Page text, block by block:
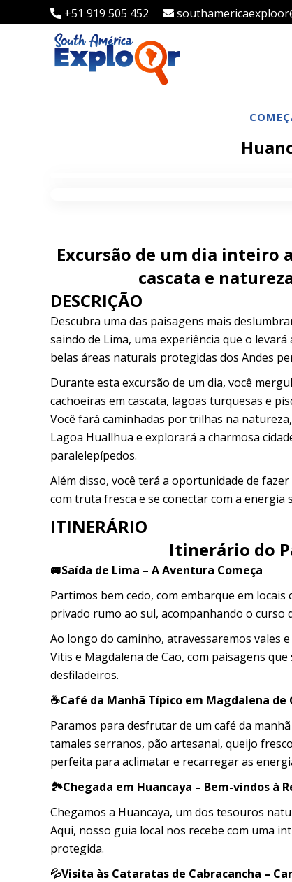
+51 919 505 452
Excursão de um dia inteiro
cascata e
DESCRIÇÃO
Descubra uma das paisagens mais
saindo de Lima, uma experiência que o
belas áreas naturais protegidas dos Andes
Durante esta excursão de um dia, você
cachoeiras em cascata, lagoas turquesas e
Você fará caminhadas por trilhas na
Lagoa Huallhua e explorará a charmosa
paralelepípedos.
Além disso, você terá a oportunidade de
com truta fresca e se conectar com a energia
ITINERÁRIO
Itinerário do
🚐Saída de Lima – A Aventura Começa
Partimos bem cedo, com embarque em
privado rumo ao sul, acompanhando o curso
Ao longo do caminho, atravessaremos vales
Vitis e Magdalena de Cao, com paisagens
desfiladeiros.
☕Café da Manhã Típico em Magdalena de
Paramos para desfrutar de um café da
tamales serranos, pão artesanal, queijo
perfeita para aclimatar e recarregar as
🏞️Chegada em Huancaya – Bem-vindos à
Chegamos a Huancaya, um dos tesouros
Aqui, nosso guia local nos recebe com uma
protegida.
💦Visita às Cataratas de Cabracancha –